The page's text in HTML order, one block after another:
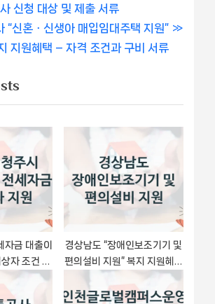
신청 대상 및 제출 서류
“신혼ㆍ신생아 매입임대주택 지원”
지원혜택 – 자격 조건과 구비 서류
자금 대출이
자 조건 –
지정책 요
안내
경상남도 “장애인보조기기 및
편의설비 지원” 복지 지원혜택
– 신청 방법과 구비 서류